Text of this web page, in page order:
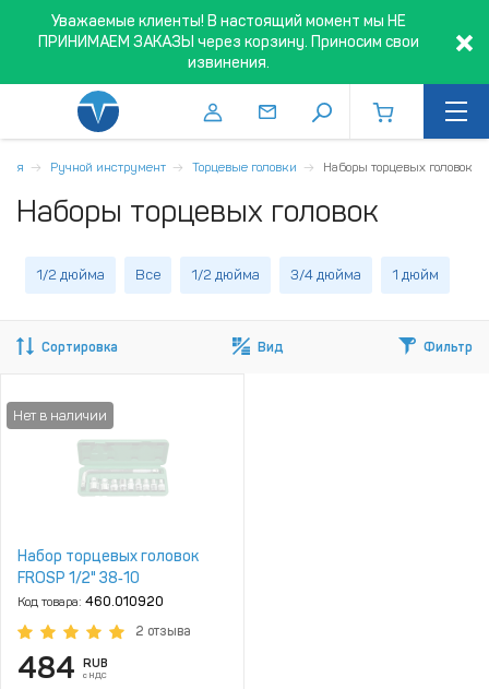
Уважаемые клиенты! В настоящий момент мы НЕ
ПРИНИМАЕМ ЗАКАЗЫ через корзину. Приносим свои
извинения.
Ручной инструмент Торцевые головки Наборы торцевых головок
Наборы торцевых головок
1/2 дюйма Все 1/2 дюйма 3/4 дюйма 1 дюйм
Сортировка Вид Фильтр
Набор торцевых головок
FROSP 1/2" 38‑10
Код товара: 460.010920
2 отзыва
484 RUB
с НДС